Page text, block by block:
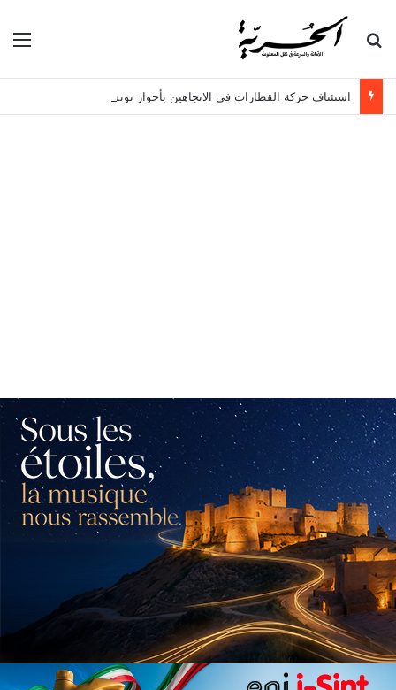
بحث عن
استئناف حركة القطارات في الاتجاهين بأحواز تونس الجنوبية